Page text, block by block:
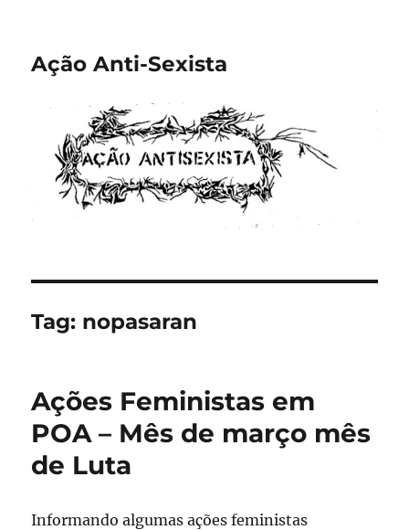
Ação Anti-Sexista
Tag: nopasaran
Ações Feministas em
POA – Mês de março mês
de Luta
Informando algumas ações feministas